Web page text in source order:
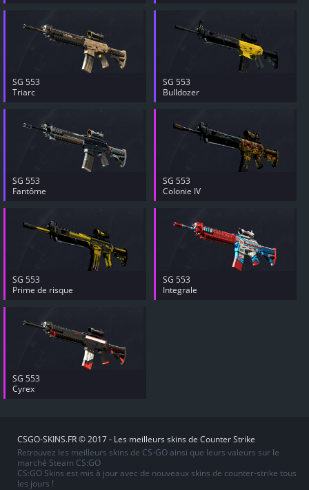
SG 553
Triarc
SG 553
Bulldozer
SG 553
Fantôme
SG 553
Colonie IV
SG 553
Prime de risque
SG 553
Integrale
SG 553
Cyrex
CSGO-SKINS.FR © 2017 - Les meilleurs skins de Counter Strike
Retrouvez les meilleurs skins de CS-GO ainsi que leurs valeurs sur le
marché Steam CS:GO
CS:GO Skins est mis à jour avec de nouveaux skins de counter-strike tous
les jours !